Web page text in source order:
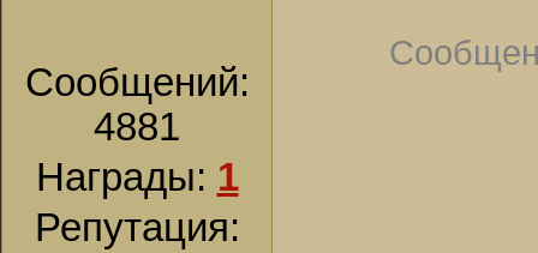
Сообщений:
4881
Награды: 1
Репутация: